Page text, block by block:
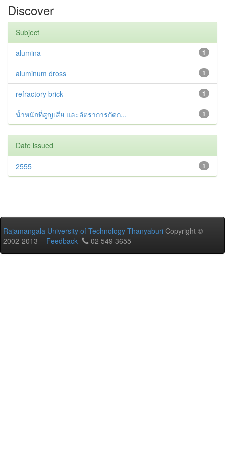
Discover
Subject
1
alumina
1
aluminum dross
1
refractory brick
1
น้ำหนักที่สูญเสีย และอัตราการกัดก...
Date issued
1
2555
Rajamangala University of Technology Thanyaburi Copyright ©
2002-2013 - Feedback 02 549 3655